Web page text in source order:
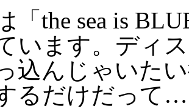
「the sea is
います。ディ
込んじゃいた
るだけだって